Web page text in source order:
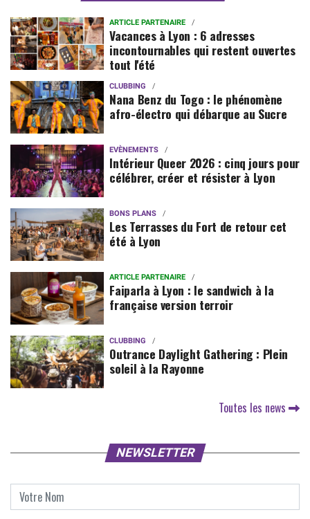
ARTICLE PARTENAIRE
Vacances à Lyon : 6 adresses
incontournables qui restent ouvertes
tout l'été
CLUBBING
Nana Benz du Togo : le phénomène
afro-électro qui débarque au Sucre
EVÈNEMENTS
Intérieur Queer 2026 : cinq jours pour
célébrer, créer et résister à Lyon
BONS PLANS
Les Terrasses du Fort de retour cet
été à Lyon
ARTICLE PARTENAIRE
Faiparla à Lyon : le sandwich à la
française version terroir
CLUBBING
Outrance Daylight Gathering : Plein
soleil à la Rayonne
Toutes les news
NEWSLETTER